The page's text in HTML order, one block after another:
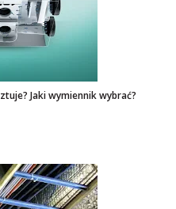
Jaki wymiennik wybrać?